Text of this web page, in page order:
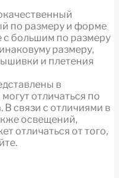
по размеру и форме
с большим по размеру
размеру,
и плетения
в
отличаться по
В связи с отличиями в
освещений,
отличаться от того,